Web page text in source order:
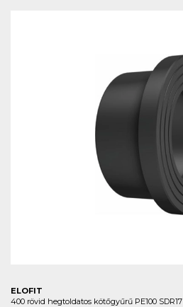
ELOFIT
400 rövid hegtoldatos kötőgyűrű PE100 SDR17